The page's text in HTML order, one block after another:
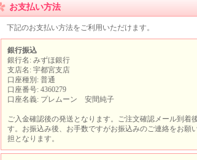
お支払い方法
下記のお支払い方法をご利用いただけます。
銀行振込
銀行名: みずほ銀行
支店名: 宇都宮支店
口座種別: 普通
口座番号: 4360279
口座名義: プレムーン 安間純子
ご入金確認後の発送となります。ご注文確認メール到着
す。お振込み後、お手数ですがお振込みのご連絡をお願
担となります。